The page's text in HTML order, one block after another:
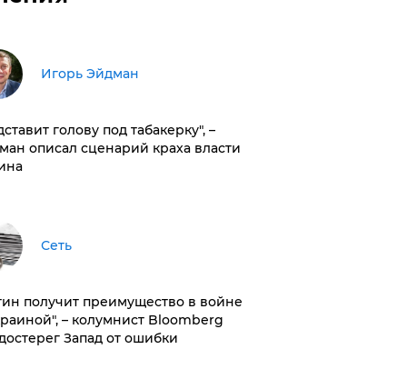
Игорь Эйдман
голову под табакерку", –
описал сценарий краха власти
Сеть
получит преимущество в войне
– колумнист Bloomberg
Запад от ошибки